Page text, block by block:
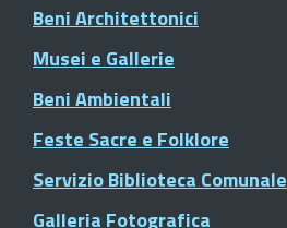
Beni Architettonici
Musei e Gallerie
Beni Ambientali
Feste Sacre e Folklore
Servizio Biblioteca Comunale
Galleria Fotografica